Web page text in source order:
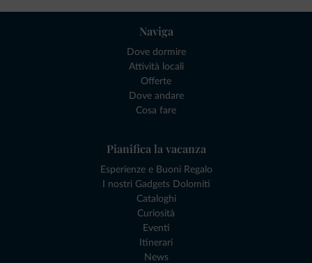
Naviga
Dove dormire
Attività locali
Offerte
Dove andare
Cosa fare
Pianifica la vacanza
Esperienze e Buoni Regalo
I nostri Gadgets Dolomiti
Cataloghi
Curiosità
Eventi
Itinerari
News